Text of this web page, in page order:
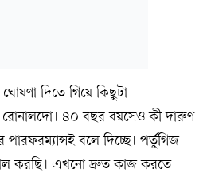
ঘোষণা দিতে গিয়ে কিছুটা
৪০ বছর বয়সেও কী দারুণ
বলে দিচ্ছে। পর্তুগিজ
করছি। এখনো দ্রুত কাজ করতে